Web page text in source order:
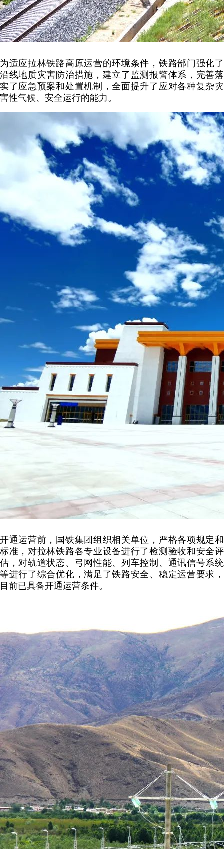
为适应拉林铁路高原运营的环境条件，铁路部门强化了
沿线地质灾害防治措施，建立了监测报警体系，完善落
实了应急预案和处置机制，全面提升了应对各种复杂灾
害性气候、安全运行的能力。
开通运营前，国铁集团组织相关单位，严格各项规定和
标准，对拉林铁路各专业设备进行了检测验收和安全评
估，对轨道状态、弓网性能、列车控制、通讯信号系统
等进行了综合优化，满足了铁路安全、稳定运营要求，
目前已具备开通运营条件。